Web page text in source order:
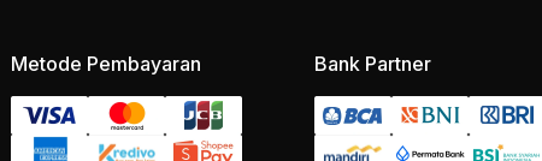
Metode Pembayaran Bank Partner